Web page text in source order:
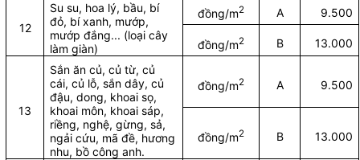
12
Su su, hoa lý, bầu, bí
đỏ, bí xanh, mướp,
mướp đắng... (loại cây
làm giàn)
đồng/m2 A 9.500
đồng/m2 B 13.000
13
Sắn ăn củ, củ từ, củ
cái, củ lỗ, sắn dây, củ
đậu, dong, khoai sọ,
khoai môn, khoai sáp,
riềng, nghệ, gừng, sả,
ngải cứu, mã đề, hương
nhu, bồ công anh.
đồng/m2 A 9.500
đồng/m2 B 13.000